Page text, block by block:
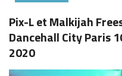
Pix-L et Malkijah
Dancehall City Paris
2020